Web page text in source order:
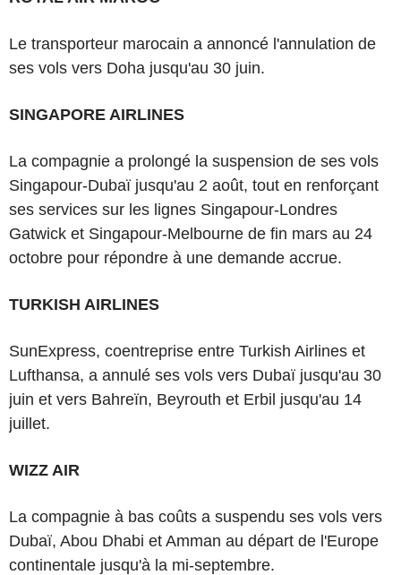
Le transporteur marocain a annoncé l'annulation de
ses vols vers Doha jusqu'au 30 juin.
SINGAPORE AIRLINES
La compagnie a prolongé la suspension de ses vols
Singapour-Dubaï jusqu'au 2 août, tout en renforçant
ses services sur les lignes Singapour-Londres
Gatwick et Singapour-Melbourne de fin mars au 24
octobre pour répondre à une demande accrue.
TURKISH AIRLINES
SunExpress, coentreprise entre Turkish Airlines et
Lufthansa, a annulé ses vols vers Dubaï jusqu'au 30
juin et vers Bahreïn, Beyrouth et Erbil jusqu'au 14
juillet.
WIZZ AIR
La compagnie à bas coûts a suspendu ses vols vers
Dubaï, Abou Dhabi et Amman au départ de l'Europe
continentale jusqu'à la mi-septembre.